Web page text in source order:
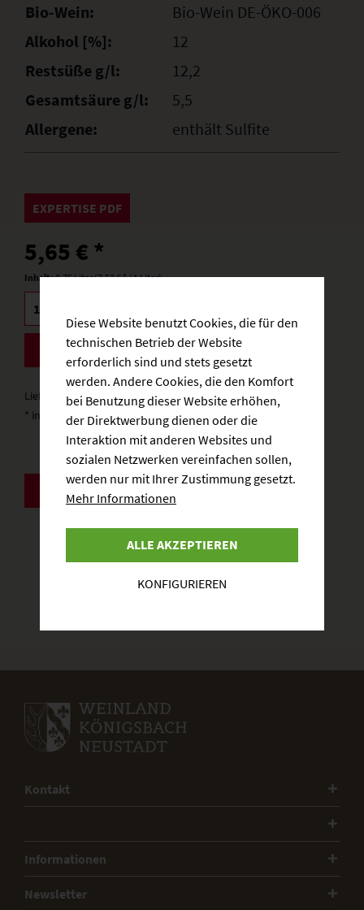
Bio-Wein:
Bio-Wein DE-ÖKO-006
Alkohol [%]:
12
Restsüße g/l:
12,2
Gesamtsäure g/l:
5,5
Allergene:
enthält Sulfite
EXPERTISE PDF
5,65 € *
Inhalt:0.75 Liter (7,53 € * / 1 Liter)
BESTELLEN
Lieferzeit: 3-5 Werktage
* inkl. gesetzlicher MwSt.zzgl. Versandkosten
ZURÜCK
Kontakt
Informationen
Newsletter
Diese Website benutzt Cookies, die für den
technischen Betrieb der Website
erforderlich sind und stets gesetzt
werden. Andere Cookies, die den Komfort
bei Benutzung dieser Website erhöhen,
der Direktwerbung dienen oder die
Interaktion mit anderen Websites und
sozialen Netzwerken vereinfachen sollen,
werden nur mit Ihrer Zustimmung gesetzt.
Mehr Informationen
ALLE AKZEPTIEREN
KONFIGURIEREN